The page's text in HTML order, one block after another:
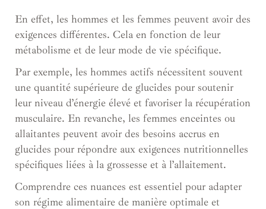
En effet, les hommes et les femmes peuvent avoir des
exigences différentes. Cela en fonction de leur
métabolisme et de leur mode de vie spécifique.
Par exemple, les hommes actifs nécessitent souvent
une quantité supérieure de glucides pour soutenir
leur niveau d’énergie élevé et favoriser la récupération
musculaire. En revanche, les femmes enceintes ou
allaitantes peuvent avoir des besoins accrus en
glucides pour répondre aux exigences nutritionnelles
spécifiques liées à la grossesse et à l’allaitement.
Comprendre ces nuances est essentiel pour adapter
son régime alimentaire de manière optimale et